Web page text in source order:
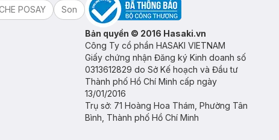
POSAY
Son
Bản quyền © 2016 Hasaki.vn
Công Ty cổ phần HASAKI VIETNAM
Giấy chứng nhận Đăng ký Kinh doanh số
0313612829 do Sở Kế hoạch và Đầu tư
Thành phố Hồ Chí Minh cấp ngày
13/01/2016
Trụ sở: 71 Hoàng Hoa Thám, Phường Tân
Bình, Thành phố Hồ Chí Minh